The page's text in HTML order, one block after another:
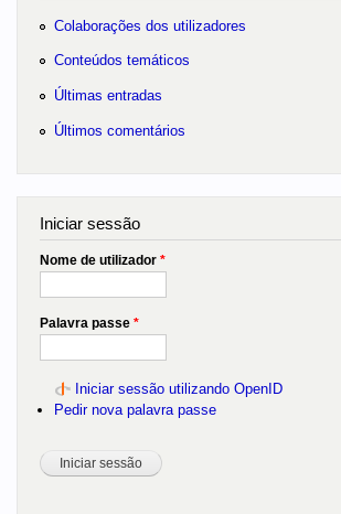
Colaborações dos utilizadores
Conteúdos temáticos
Últimas entradas
Últimos comentários
Iniciar sessão
Nome de utilizador *
Palavra passe *
Iniciar sessão utilizando OpenID
Pedir nova palavra passe